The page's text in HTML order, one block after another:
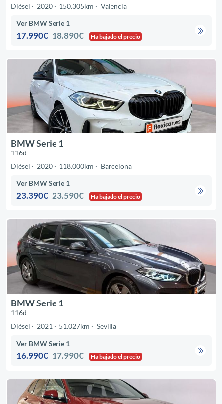
Diésel
2020 150.305km Valencia
Ver BMW Serie 1
17.990€ 18.890€ Ha bajado el precio
BMW Serie 1
116d
Diésel
2020 118.000km Barcelona
Ver BMW Serie 1
23.390€ 23.590€ Ha bajado el precio
BMW Serie 1
116d
Diésel
2021 51.027km Sevilla
Ver BMW Serie 1
16.990€ 17.990€ Ha bajado el precio